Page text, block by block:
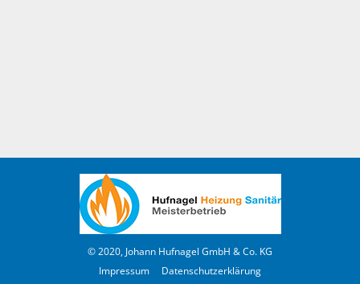
© 2020, Johann Hufnagel GmbH & Co. KG
Impressum
Datenschutzerklärung